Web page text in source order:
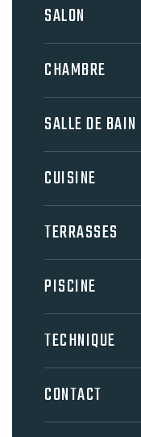
SALON
CHAMBRE
SALLE DE BAIN
CUISINE
TERRASSES
PISCINE
TECHNIQUE
CONTACT